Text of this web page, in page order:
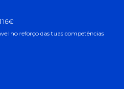
no reforço das tuas competências